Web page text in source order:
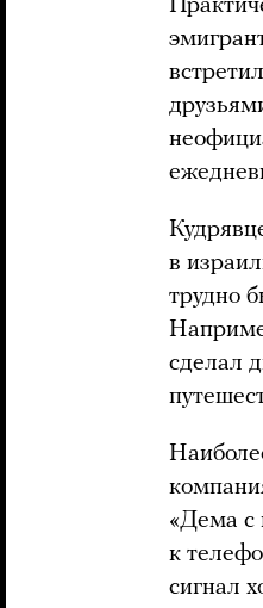
в
трудно
сделал
«Дема с
к
сигнал